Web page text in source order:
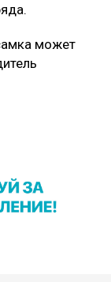
может